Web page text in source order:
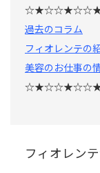
過去のコラム
フィオレンテの
美容のお仕事の
フィオレン